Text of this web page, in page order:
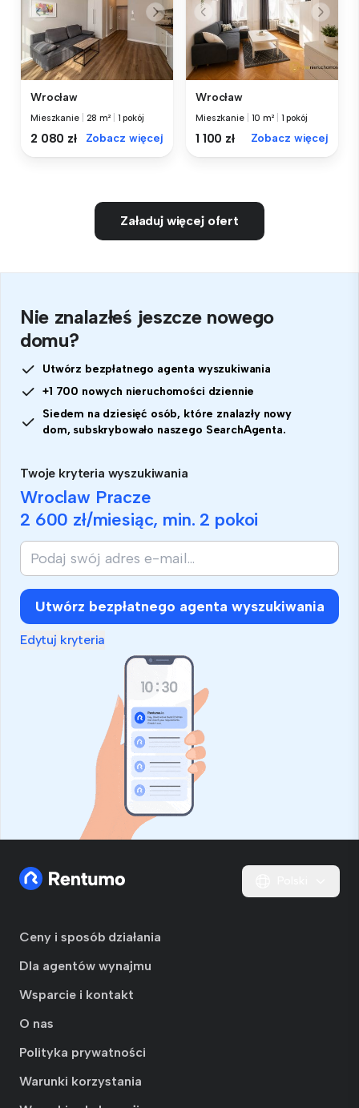
Wrocław
Mieszkanie 28 m² 1 pokój
2 080 zł Zobacz więcej
Wrocław
Mieszkanie 10 m² 1 pokój
1 100 zł Zobacz więcej
Załaduj więcej ofert
Nie znalazłeś jeszcze nowego
domu?
Utwórz bezpłatnego agenta wyszukiwania
+1 700 nowych nieruchomości dziennie
Siedem na dziesięć osób, które znalazły nowy
dom, subskrybowało naszego SearchAgenta.
Twoje kryteria wyszukiwania
Wroclaw Pracze
2 600 zł/miesiąc, min. 2 pokoi
Utwórz bezpłatnego agenta wyszukiwania
Edytuj kryteria
Ceny i sposób działania
Dla agentów wynajmu
Wsparcie i kontakt
O nas
Polityka prywatności
Warunki korzystania